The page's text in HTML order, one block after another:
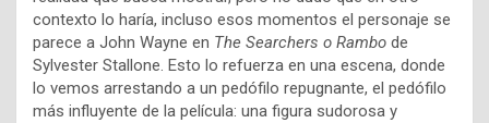
contexto lo haría, incluso esos momentos el personaje se
parece a John Wayne en The Searchers o Rambo de
Sylvester Stallone. Esto lo refuerza en una escena, donde
lo vemos arrestando a un pedófilo repugnante, el pedófilo
más influyente de la película: una figura sudorosa y